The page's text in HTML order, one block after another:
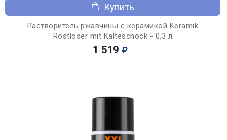
Купить
Растворитель ржавчины с керамикой Keramik
Rostloser mit Kalteschock - 0,3 л
1 519